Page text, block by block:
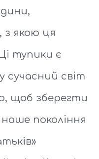
з якою ця
тупики є
сучасний світ
щоб зберегти
покоління